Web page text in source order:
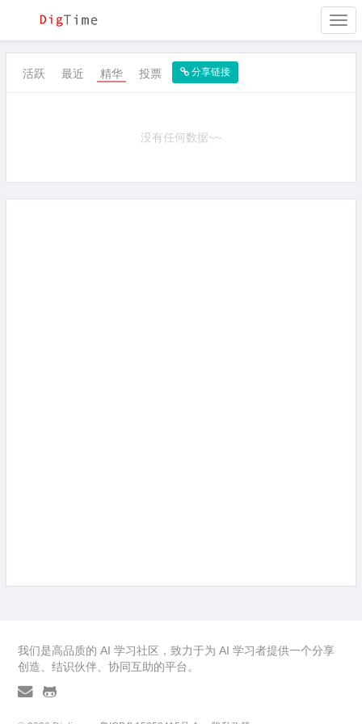
活跃 最近 精华 投票 分享链接
没有任何数据~~
我们是高品质的 AI 学习社区，致力于为 AI 学习者提供一个分享
创造、结识伙伴、协同互助的平台。